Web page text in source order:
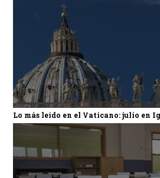
Lo más leído en el Vaticano: julio en